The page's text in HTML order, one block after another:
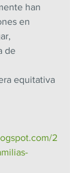
han
en
de
equitativa
2